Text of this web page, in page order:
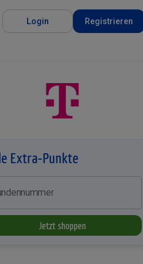
Login Registrieren
Extra-Punkte
Jetzt shoppen